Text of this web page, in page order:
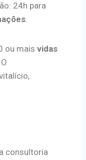
24h para
.
ou mais vidas
consultoria